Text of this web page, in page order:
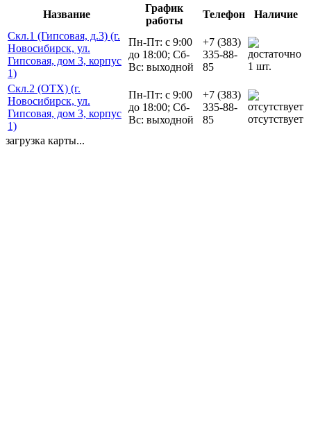
Название
График
работы
Телефон
Наличие
Скл.1 (Гипсовая, д.3) (г.
Новосибирск, ул.
Гипсовая, дом 3, корпус
1)
Пн-Пт: с 9:00
до 18:00; Сб-
Вс: выходной
+7 (383)
335-88-
85
1 шт.
Скл.2 (ОТХ) (г.
Новосибирск, ул.
Гипсовая, дом 3, корпус
1)
Пн-Пт: с 9:00
до 18:00; Сб-
Вс: выходной
+7 (383)
335-88-
85
отсутствует
загрузка карты...